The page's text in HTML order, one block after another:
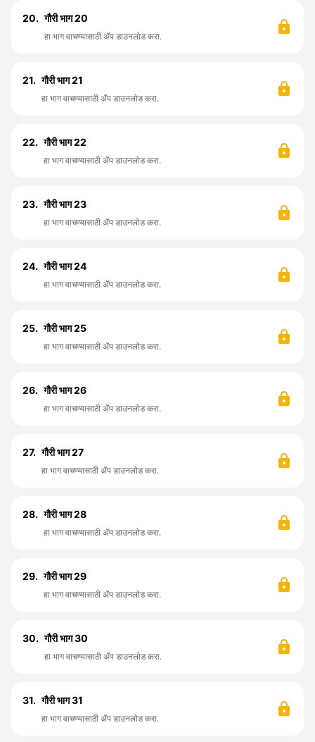
20. गौरी भाग 20
हा भाग वाचण्यासाठी ॲप डाउनलोड करा.
21. गौरी भाग 21
हा भाग वाचण्यासाठी ॲप डाउनलोड करा.
22. गौरी भाग 22
हा भाग वाचण्यासाठी ॲप डाउनलोड करा.
23. गौरी भाग 23
हा भाग वाचण्यासाठी ॲप डाउनलोड करा.
24. गौरी भाग 24
हा भाग वाचण्यासाठी ॲप डाउनलोड करा.
25. गौरी भाग 25
हा भाग वाचण्यासाठी ॲप डाउनलोड करा.
26. गौरी भाग 26
हा भाग वाचण्यासाठी ॲप डाउनलोड करा.
27. गौरी भाग 27
हा भाग वाचण्यासाठी ॲप डाउनलोड करा.
28. गौरी भाग 28
हा भाग वाचण्यासाठी ॲप डाउनलोड करा.
29. गौरी भाग 29
हा भाग वाचण्यासाठी ॲप डाउनलोड करा.
30. गौरी भाग 30
हा भाग वाचण्यासाठी ॲप डाउनलोड करा.
31. गौरी भाग 31
हा भाग वाचण्यासाठी ॲप डाउनलोड करा.